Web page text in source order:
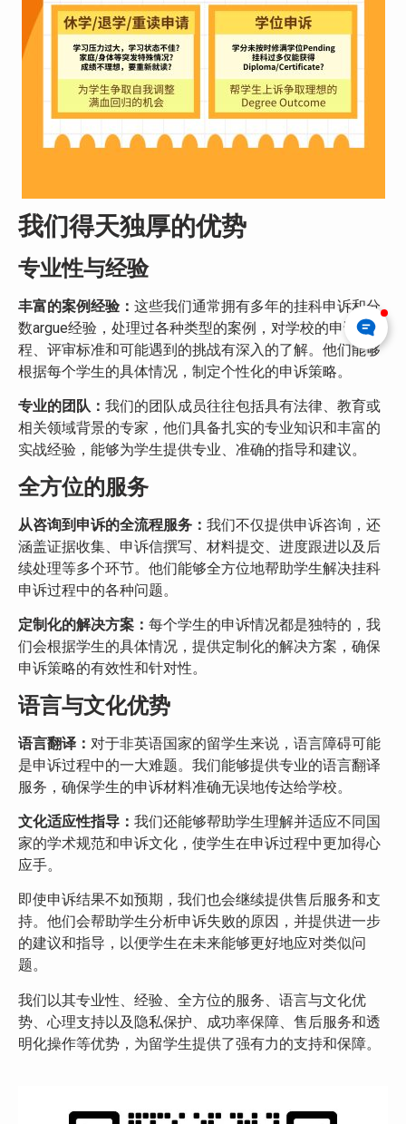
我们得天独厚的优势
专业性与经验
丰富的案例经验： 这些我们通常拥有多年的挂科申诉和分
数argue经验，处理过各种类型的案例，对学校的申诉流
程、评审标准和可能遇到的挑战有深入的了解。他们能够
根据每个学生的具体情况，制定个性化的申诉策略。
专业的团队： 我们的团队成员往往包括具有法律、教育或
相关领域背景的专家，他们具备扎实的专业知识和丰富的
实战经验，能够为学生提供专业、准确的指导和建议。
全方位的服务
从咨询到申诉的全流程服务： 我们不仅提供申诉咨询，还
涵盖证据收集、申诉信撰写、材料提交、进度跟进以及后
续处理等多个环节。他们能够全方位地帮助学生解决挂科
申诉过程中的各种问题。
定制化的解决方案： 每个学生的申诉情况都是独特的，我
们会根据学生的具体情况，提供定制化的解决方案，确保
申诉策略的有效性和针对性。
语言与文化优势
语言翻译： 对于非英语国家的留学生来说，语言障碍可能
是申诉过程中的一大难题。我们能够提供专业的语言翻译
服务，确保学生的申诉材料准确无误地传达给学校。
文化适应性指导： 我们还能够帮助学生理解并适应不同国
家的学术规范和申诉文化，使学生在申诉过程中更加得心
应手。
即使申诉结果不如预期，我们也会继续提供售后服务和支
持。他们会帮助学生分析申诉失败的原因，并提供进一步
的建议和指导，以便学生在未来能够更好地应对类似问
题。
我们以其专业性、经验、全方位的服务、语言与文化优
势、心理支持以及隐私保护、成功率保障、售后服务和透
明化操作等优势，为留学生提供了强有力的支持和保障。